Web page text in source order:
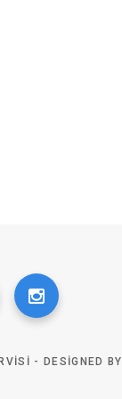
- DESIGNED BY